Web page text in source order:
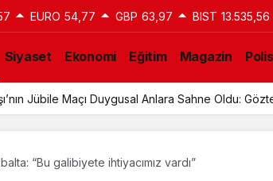
EURO 54,77 GBP 63,97 BIST 13.535,56
Siyaset Ekonomi Eğitim Magazin
Jübile Maçı Duygusal Anlara Sahne Oldu:
“Bu galibiyete ihtiyacımız vardı”